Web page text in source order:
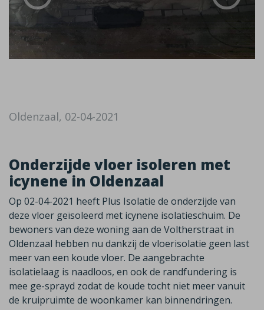
Oldenzaal, 02-04-2021
Onderzijde vloer isoleren met
icynene in Oldenzaal
Op 02-04-2021 heeft Plus Isolatie de onderzijde van
deze vloer geïsoleerd met icynene isolatieschuim. De
bewoners van deze woning aan de Voltherstraat in
Oldenzaal hebben nu dankzij de vloerisolatie geen last
meer van een koude vloer. De aangebrachte
isolatielaag is naadloos, en ook de randfundering is
mee ge-sprayd zodat de koude tocht niet meer vanuit
de kruipruimte de woonkamer kan binnendringen.